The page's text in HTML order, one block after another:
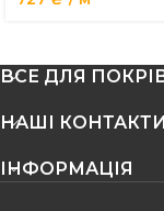
ВСЕ ДЛЯ
НАШІ КОНТАКТИ
ІНФОРМАЦІЯ